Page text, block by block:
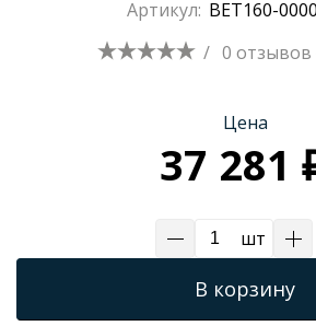
Трапы для душевых
Артикул: BET160-
/ 0 отзывов
Цена
37 281
шт
В корзину